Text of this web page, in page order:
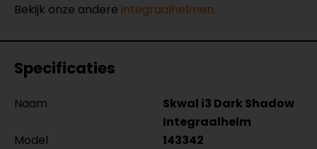
Bekijk onze andere integraalhelmen.
Specificaties
Naam
Skwal i3 Dark Shadow
Integraalhelm
Model
143342